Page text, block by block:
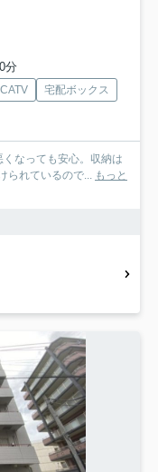
分
CATV
宅配ボックス
なっても安心。収納は
られているので... もっと